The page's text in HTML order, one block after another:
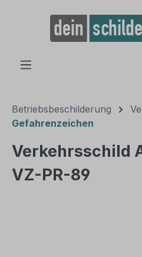
springen
Betriebsbeschilderung
Gefahrenzeichen
Verkehrsschild
VZ-PR-89